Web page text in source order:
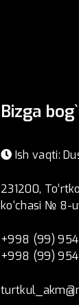
Bizga
Ish vaqti:
231200,
ko‘chasi № 8-
+998 (99) 954
+998 (99) 954